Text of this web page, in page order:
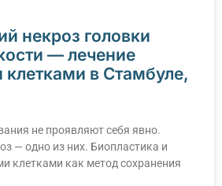
некроз головки
— лечение
в Стамбуле,
не проявляют себя явно.
— одно из них. Биопластика и
клетками как метод сохранения